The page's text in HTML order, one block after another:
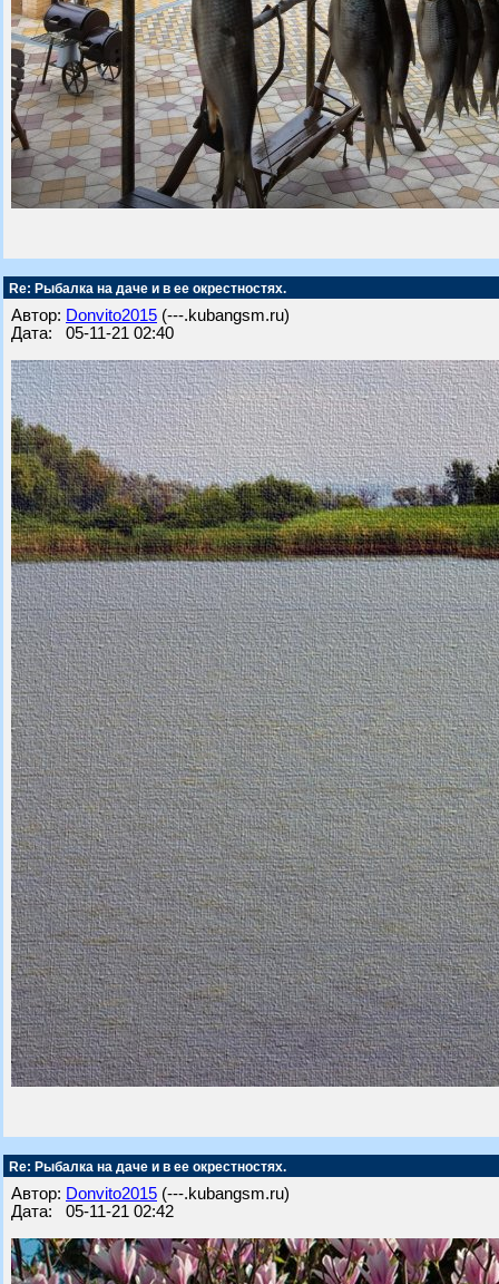
Re: Рыбалка на даче и в ее окрестностях.
Автор: Donvito2015 (---.kubangsm.ru)
Дата: 05-11-21 02:40
Re: Рыбалка на даче и в ее окрестностях.
Автор: Donvito2015 (---.kubangsm.ru)
Дата: 05-11-21 02:42